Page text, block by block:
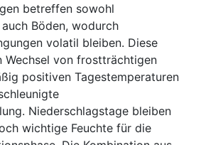
betreffen sowohl
Böden, wodurch
volatil bleiben. Diese
Wechsel von frostträchtigen
positiven Tagestemperaturen
Niederschlagstage bleiben
wichtige Feuchte für die